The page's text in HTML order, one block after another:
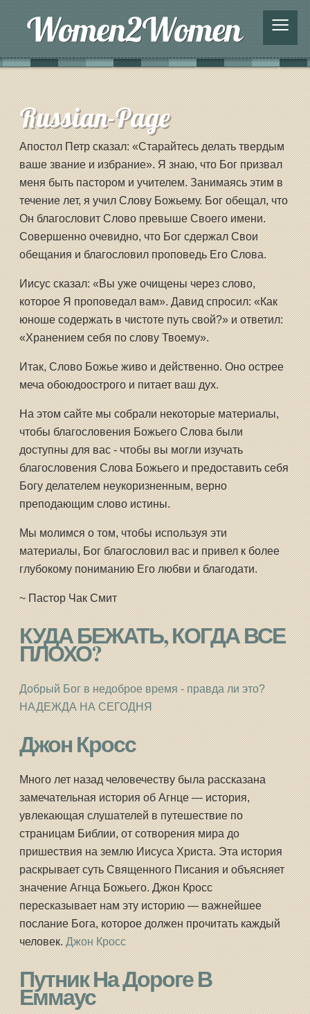
≡
Russian-Page
Апостол Петр сказал: «Старайтесь делать твердым
ваше звание и избрание». Я знаю, что Бог призвал
меня быть пастором и учителем. Занимаясь этим в
течение лет, я учил Слову Божьему. Бог обещал, что
Он благословит Слово превыше Своего имени.
Совершенно очевидно, что Бог сдержал Свои
обещания и благословил проповедь Его Слова.
Иисус сказал: «Вы уже очищены через слово,
которое Я проповедал вам». Давид спросил: «Как
юноше содержать в чистоте путь свой?» и ответил:
«Хранением себя по слову Твоему».
Итак, Слово Божье живо и действенно. Оно острее
меча обоюдоострого и питает ваш дух.
На этом сайте мы собрали некоторые материалы,
чтобы благословения Божьего Слова были
доступны для вас - чтобы вы могли изучать
благословения Слова Божьего и предоставить себя
Богу делателем неукоризненным, верно
преподающим слово истины.
Мы молимся о том, чтобы используя эти
материалы, Бог благословил вас и привел к более
глубокому пониманию Его любви и благодати.
~ Пастор Чак Смит
КУДА БЕЖАТЬ, КОГДА ВСЕ
ПЛОХО?
Добрый Бог в недоброе время - правда ли это?
НАДЕЖДА НА СЕГОДНЯ
Джон Кросс
Много лет назад человечеству была рассказана
замечательная история об Агнце — история,
увлекающая слушателей в путешествие по
страницам Библии, от сотворения мира до
пришествия на землю Иисуса Христа. Эта история
раскрывает суть Священного Писания и объясняет
значение Агнца Божьего. Джон Кросс
пересказывает нам эту историю — важнейшее
послание Бога, которое должен прочитать каждый
человек.Джон Кросс
Путник На Дороге В
Еммаус